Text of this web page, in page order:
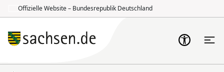
Offizielle Website – Bundesrepublik Deutschland